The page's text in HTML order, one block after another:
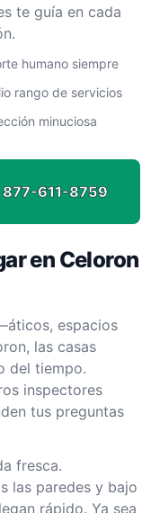
te guía en cada
humano siempre
rango de servicios
minuciosa
877-611-8759
en Celoron
espacios
las casas
del tiempo.
inspectores
tus preguntas
fresca.
las paredes y bajo
rápido. Ya sea